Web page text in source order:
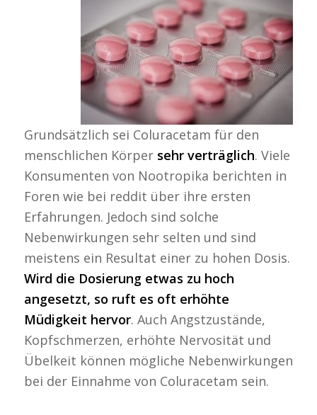
Grundsätzlich sei Coluracetam für den
menschlichen Körper sehr verträglich. Viele
Konsumenten von Nootropika berichten in
Foren wie bei reddit über ihre ersten
Erfahrungen. Jedoch sind solche
Nebenwirkungen sehr selten und sind
meistens ein Resultat einer zu hohen Dosis.
Wird die Dosierung etwas zu hoch
angesetzt, so ruft es oft erhöhte
Müdigkeit hervor. Auch Angstzustände,
Kopfschmerzen, erhöhte Nervosität und
Übelkeit können mögliche Nebenwirkungen
bei der Einnahme von Coluracetam sein.